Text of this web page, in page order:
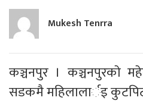
Mukesh Tenrra
कञ्चनपुर । कञ्चनपुरकाे
सडकमै महिलालार्इ